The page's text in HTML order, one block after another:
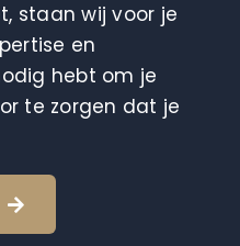
staan wij voor je
en
hebt om je
te zorgen dat je